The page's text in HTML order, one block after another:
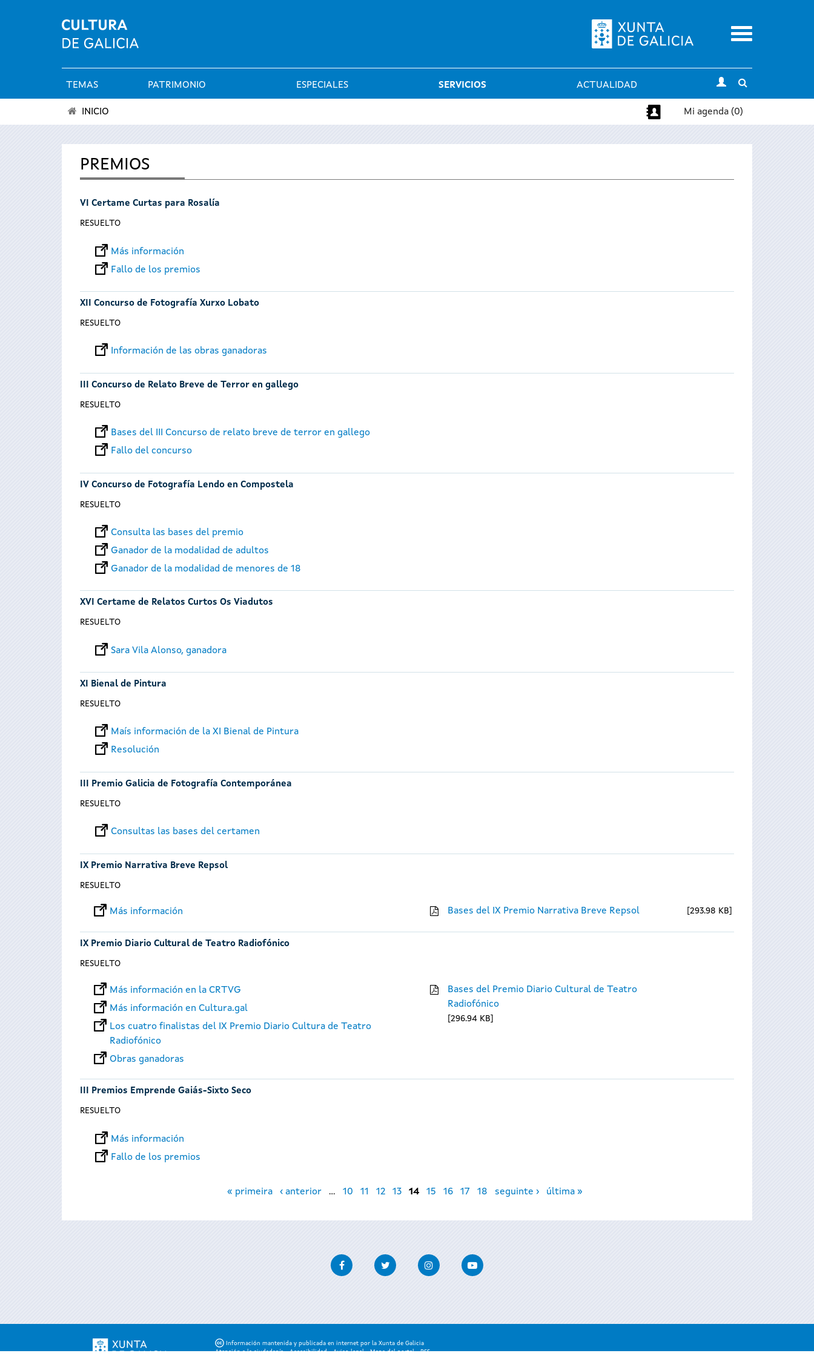
Menu
Menú
principal
TEMAS PATRIMONIO ESPECIALES SERVICIOS ACTUALIDAD
search
encuentra
aquí
INICIO Mi agenda (0)
PREMIOS
VI Certame Curtas para Rosalía
RESUELTO
Más información
Fallo de los premios
XII Concurso de Fotografía Xurxo Lobato
RESUELTO
Información de las obras ganadoras
III Concurso de Relato Breve de Terror en gallego
RESUELTO
Bases del III Concurso de relato breve de terror en gallego
Fallo del concurso
IV Concurso de Fotografía Lendo en Compostela
RESUELTO
Consulta las bases del premio
Ganador de la modalidad de adultos
Ganador de la modalidad de menores de 18
XVI Certame de Relatos Curtos Os Viadutos
RESUELTO
Sara Vila Alonso, ganadora
XI Bienal de Pintura
RESUELTO
Maís información de la XI Bienal de Pintura
Resolución
III Premio Galicia de Fotografía Contemporánea
RESUELTO
Consultas las bases del certamen
IX Premio Narrativa Breve Repsol
RESUELTO
Más información Bases del IX Premio Narrativa Breve Repsol 293.98 KB
IX Premio Diario Cultural de Teatro Radiofónico
RESUELTO
Más información en la CRTVG
Más información en Cultura.gal
Los cuatro finalistas del IX Premio Diario Cultura de Teatro
Radiofónico
Obras ganadoras
Bases del Premio Diario Cultural de Teatro
Radiofónico
296.94 KB
III Premios Emprende Gaiás-Sixto Seco
RESUELTO
Más información
Fallo de los premios
« primeira ‹ anterior … 10 11 12 13 14 15 16 17 18 seguinte › última »
FacebookTwitter InstagramYoutube
Información mantenida y publicada en internet por la Xunta de Galicia
Atención a la ciudadanía -Accesibilidad -Aviso legal -Mapa del portal -RSS